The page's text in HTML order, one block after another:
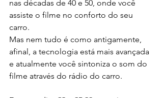
nas décadas de 40 e 50, onde você
assiste o filme no conforto do seu
carro.
Mas nem tudo é como antigamente,
afinal, a tecnologia está mais avançada
e atualmente você sintoniza o som do
filme através do rádio do carro.